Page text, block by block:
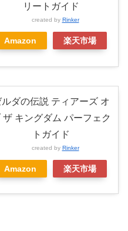
リートガイド
created by Rinker
Amazon 楽天市場
ルダの伝説 ティアーズ オ
ザ キングダム パーフェク
トガイド
created by Rinker
Amazon 楽天市場